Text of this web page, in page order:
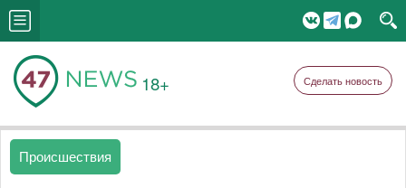
18+ Сделать новость
Происшествия